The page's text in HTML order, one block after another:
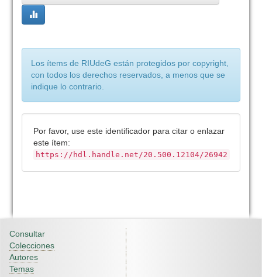
Los ítems de RIUdeG están protegidos por copyright,
con todos los derechos reservados, a menos que se
indique lo contrario.
Por favor, use este identificador para citar o enlazar
este ítem:
https://hdl.handle.net/20.500.12104/26942
Consultar
Colecciones
Autores
Temas